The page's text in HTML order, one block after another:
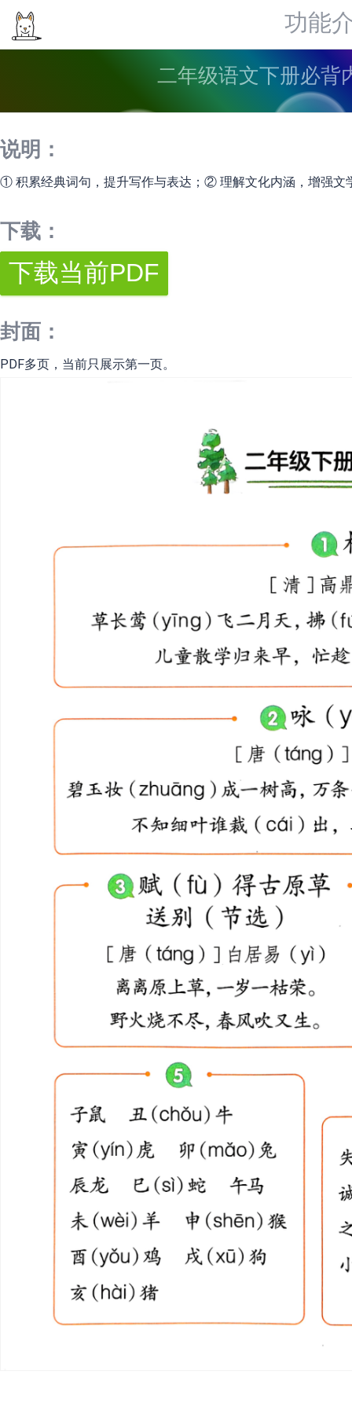
功能
二年级语文下册必背
说明：
① 积累经典词句，提升写作与表达；② 理解文化内涵，增强
下载：
封面：
PDF多页，当前只展示第一页。